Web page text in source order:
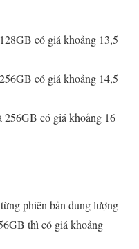
có giá khoảng 13,5
có giá khoảng 14,5
có giá khoảng 16
phiên bản dung lượng
thì có giá khoảng